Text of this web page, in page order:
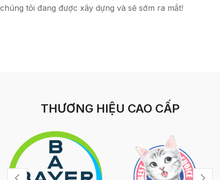
chúng tôi đang được xây dựng và sẽ sớm ra mắt!
THƯƠNG HIỆU CAO CẤP